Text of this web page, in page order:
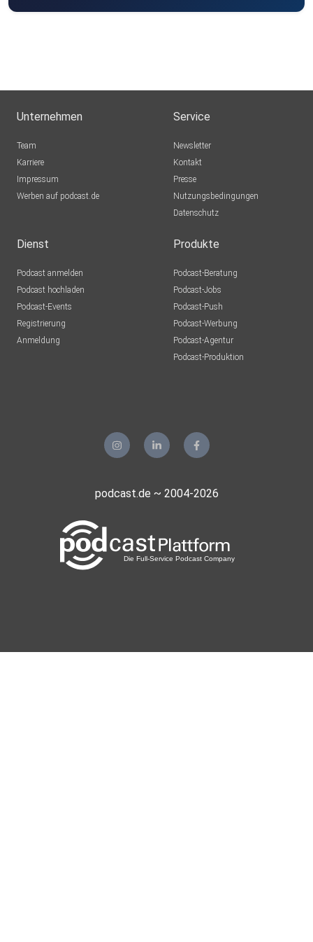
Unternehmen
Team
Karriere
Impressum
Werben auf podcast.de
Service
Newsletter
Kontakt
Presse
Nutzungsbedingungen
Datenschutz
Dienst
Podcast anmelden
Podcast hochladen
Podcast-Events
Registrierung
Anmeldung
Produkte
Podcast-Beratung
Podcast-Jobs
Podcast-Push
Podcast-Werbung
Podcast-Agentur
Podcast-Produktion
podcast.de ~ 2004-2026